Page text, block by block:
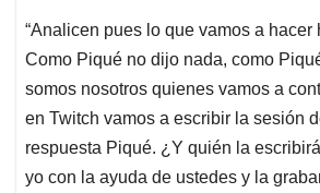
“Analicen pues lo que vamos a hacer
Como Piqué no dijo nada, como
somos nosotros quienes vamos a
en Twitch vamos a escribir la sesión
respuesta Piqué. ¿Y quién la
yo con la ayuda de ustedes y la